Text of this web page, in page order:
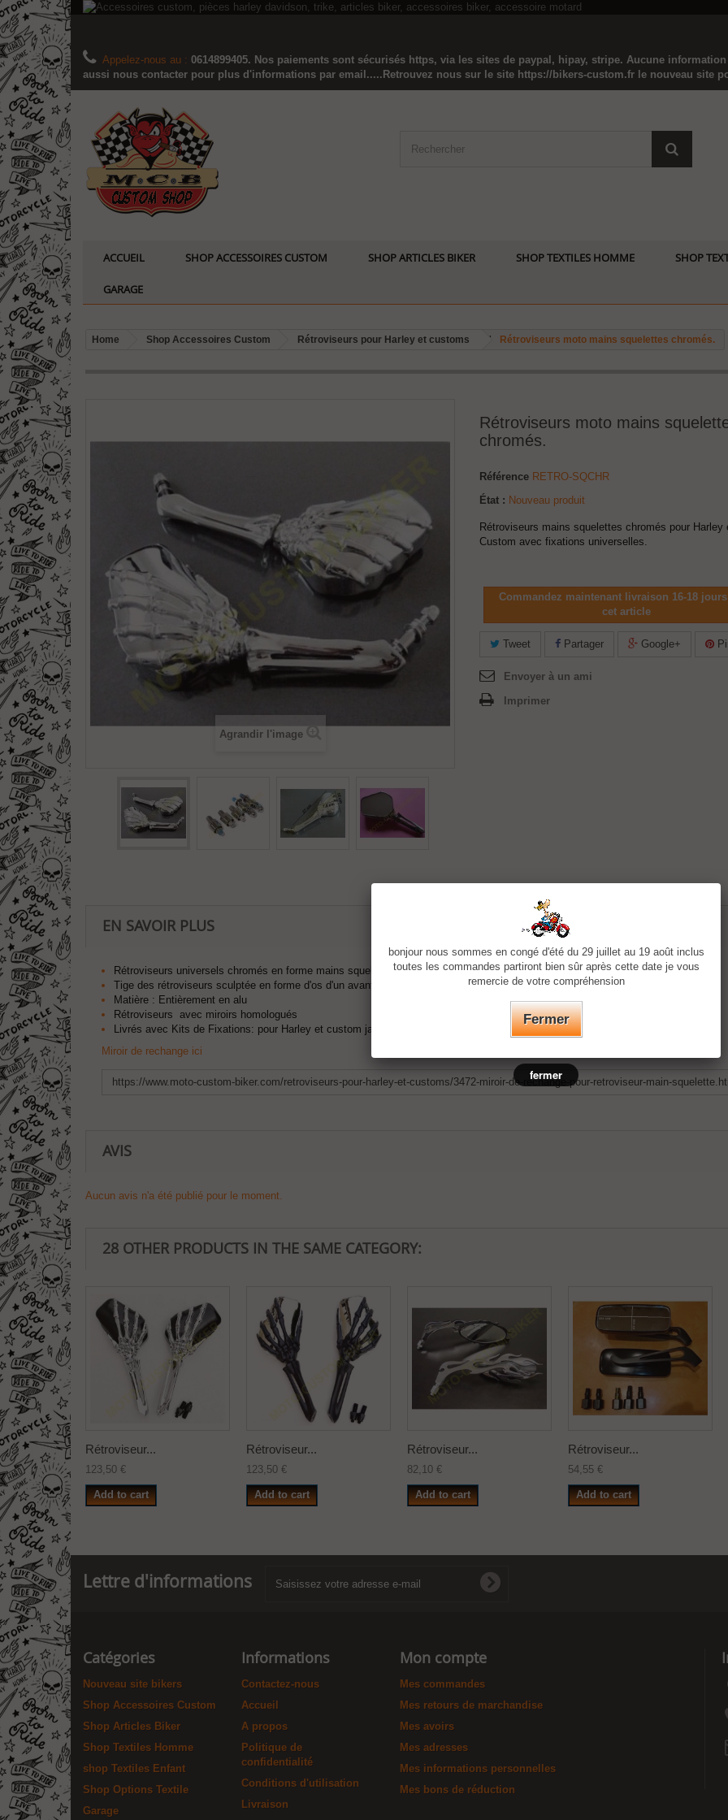
Appelez-nous au : 0614899405. Nos paiements sont sécurisés https, via les sites de paypal, hipay, stripe. Aucune
aussi nous contacter pour plus d'informations par email.....Retrouvez nous sur le site https://bikers-custom.fr le nouveau site
ACCUEIL SHOP ACCESSOIRES CUSTOM SHOP ARTICLES BIKER SHOP TEXTILES HOMME SHOP
GARAGE
Home Shop Accessoires Custom Rétroviseurs pour Harley et customs Rétroviseurs moto mains squelettes chromés.
Agrandir l'image
Rétroviseurs moto mains
chromés.
Référence RETRO-SQCHR
État : Nouveau produit
Rétroviseurs mains squelettes chromés pour Harley
Custom avec fixations universelles.
Commandez maintenant livraison 16-18
cet article
Tweet Partager Google+
Envoyer à un ami
Imprimer
EN SAVOIR PLUS
Rétroviseurs universels chromés en forme mains squelettes
Tige des rétroviseurs sculptée en forme d'os d'un avant bras
Matière : Entièrement en alu
Rétroviseurs avec miroirs homologués
Livrés avec Kits de Fixations: pour Harley et custom japonais
Miroir de rechange ici
https://www.moto-custom-biker.com/retroviseurs-pour-harley-et-customs/3472-miroir-de-rechange-pour-retroviseur-main-
AVIS
Aucun avis n'a été publié pour le moment.
28 OTHER PRODUCTS IN THE SAME CATEGORY:
Rétroviseur...
123,50 €
Add to cart
Rétroviseur...
123,50 €
Add to cart
Rétroviseur...
82,10 €
Add to cart
Rétroviseur...
54,55 €
Add to cart
Lettre d'informations
Catégories
Nouveau site bikers
Shop Accessoires Custom
Shop Articles Biker
Shop Textiles Homme
shop Textiles Enfant
Shop Options Textile
Garage
Informations
Contactez-nous
Accueil
A propos
Politique de
confidentialité
Conditions d'utilisation
Livraison
Mon compte
Mes commandes
Mes retours de marchandise
Mes avoirs
Mes adresses
Mes informations personnelles
Mes bons de réduction
bonjour nous sommes en congé d'été du 29 juillet au 19 août inclus
toutes les commandes partiront bien sûr après cette date je vous
remercie de votre compréhension
Fermer
fermer